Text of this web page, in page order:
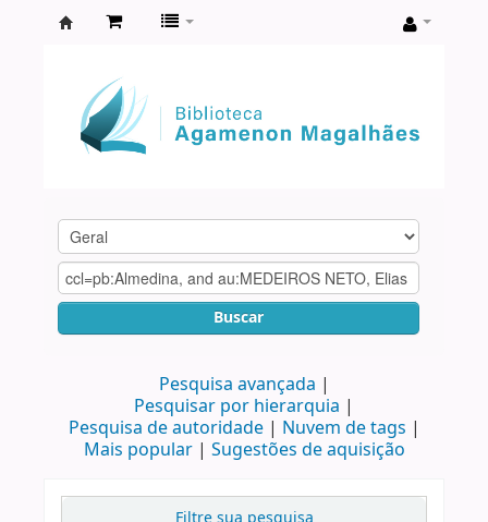
Agamenon
Magalhães
Buscar
Pesquisa avançada
Pesquisar por hierarquia
Pesquisa de autoridade
Nuvem de tags
Mais popular
Sugestões de aquisição